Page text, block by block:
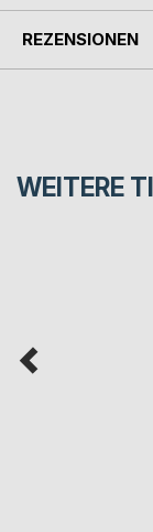
REZENSIONEN
WEITERE